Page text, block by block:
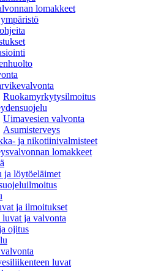
lomakkeet
Ruokamyrkytysilmoitus
Uimavesien valvonta
Asumisterveys
ja nikotiinivalmisteet
lomakkeet
ja löytöeläimet
ja ilmoitukset
ja valvonta
ojitus
luvat